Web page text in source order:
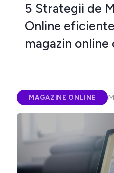
5 Strategii de
Online
magazin online
MAGAZINE ONLINE